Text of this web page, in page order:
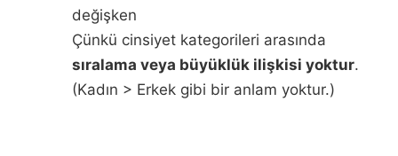
değişken
Çünkü cinsiyet kategorileri arasında
sıralama veya büyüklük ilişkisi yoktur.
(Kadın > Erkek gibi bir anlam yoktur.)